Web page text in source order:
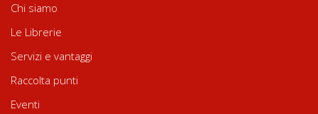
Chi siamo
Le Librerie
Servizi e vantaggi
Raccolta punti
Eventi